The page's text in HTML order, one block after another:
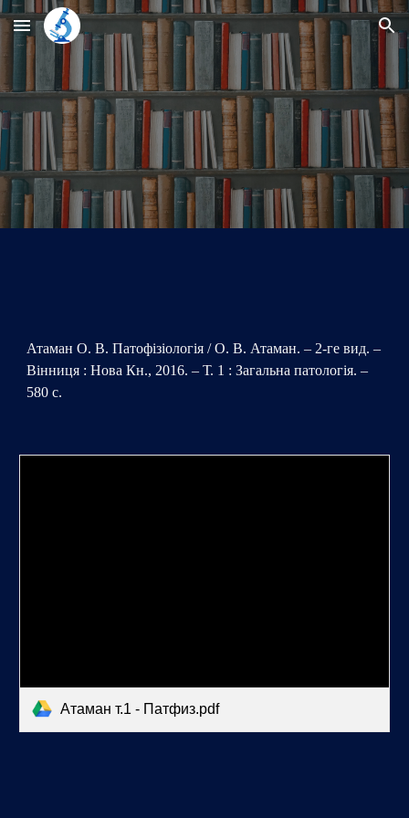
Skip to main content Skip to navigation
Атаман О. В. Патофізіологія / О. В. Атаман. – 2-ге вид. –
Вінниця : Нова Кн., 2016. – Т. 1 : Загальна патологія. –
580 с.
Атаман т.1 - Патфиз.pdf